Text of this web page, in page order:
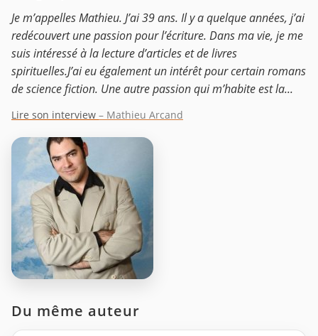
Je m’appelles Mathieu. J’ai 39 ans. Il y a quelque années, j’ai
redécouvert une passion pour l’écriture. Dans ma vie, je me
suis intéressé à la lecture d’articles et de livres
spirituelles.J’ai eu également un intérêt pour certain romans
de science fiction. Une autre passion qui m’habite est la...
Lire son interview – Mathieu Arcand
Du même auteur